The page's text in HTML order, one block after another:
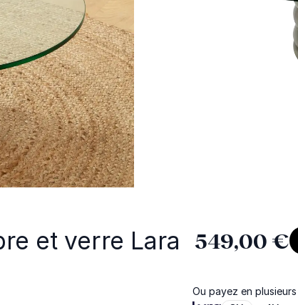
et verre Lara 549,00 €
Ou payez en